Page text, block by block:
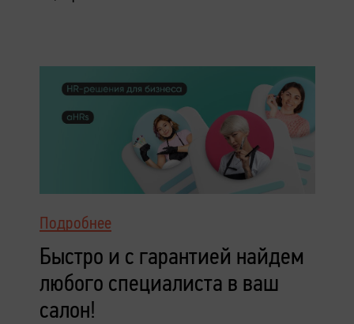
Подробнее
Быстро и с гарантией найдем
любого специалиста в ваш
салон!